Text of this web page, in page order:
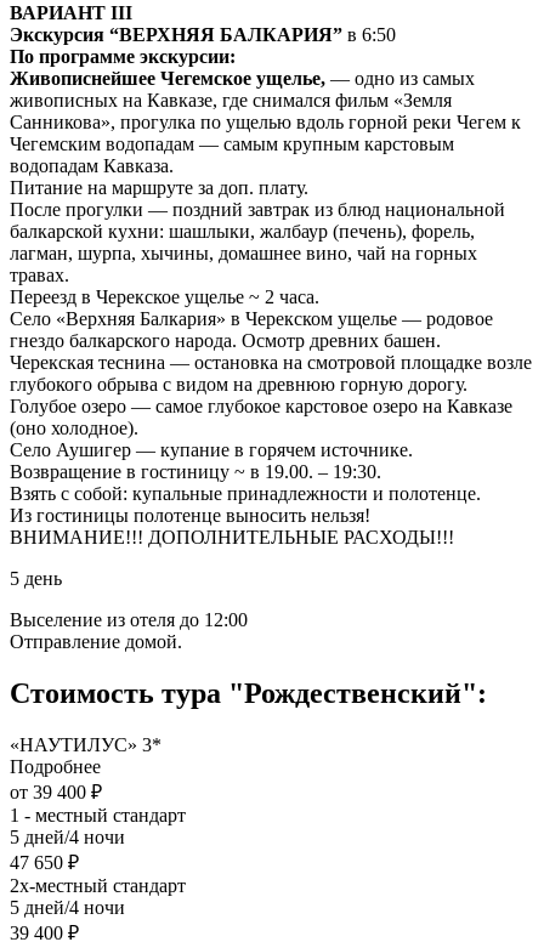
ВАРИАНТ III
Экскурсия “ВЕРХНЯЯ БАЛКАРИЯ” в 6:50
По программе экскурсии:
Живописнейшее Чегемское ущелье, — одно из самых
живописных на Кавказе, где снимался фильм «Земля
Санникова», прогулка по ущелью вдоль горной реки Чегем к
Чегемским водопадам — самым крупным карстовым
водопадам Кавказа.
Питание на маршруте за доп. плату.
После прогулки — поздний завтрак из блюд национальной
балкарской кухни: шашлыки, жалбаур (печень), форель,
лагман, шурпа, хычины, домашнее вино, чай на горных
травах.
Переезд в Черекское ущелье ~ 2 часа.
Село «Верхняя Балкария» в Черекском ущелье — родовое
гнездо балкарского народа. Осмотр древних башен.
Черекская теснина — остановка на смотровой площадке возле
глубокого обрыва с видом на древнюю горную дорогу.
Голубое озеро — самое глубокое карстовое озеро на Кавказе
(оно холодное).
Село Аушигер — купание в горячем источнике.
Возвращение в гостиницу ~ в 19.00. – 19:30.
Взять с собой: купальные принадлежности и полотенце.
Из гостиницы полотенце выносить нельзя!
ВНИМАНИЕ!!! ДОПОЛНИТЕЛЬНЫЕ РАСХОДЫ!!!
5 день
Выселение из отеля до 12:00
Отправление домой.
Стоимость тура "Рождественский":
«НАУТИЛУС» 3*
Подробнее
от 39 400 ₽
1 - местный стандарт
5 дней/4 ночи
47 650 ₽
2х-местный стандарт
5 дней/4 ночи
39 400 ₽